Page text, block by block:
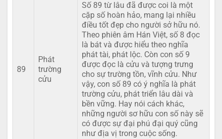
89
Phát
trường
cửu
Số 89 từ lâu đã được coi là một
cặp số hoàn hảo, mang lại nhiều
điều tốt đẹp cho người sở hữu nó.
Theo phiên âm Hán Việt, số 8 đọc
là bát và được hiểu theo nghĩa
phát tài, phát lộc. Còn con số 9
được đọc là cửu và tượng trưng
cho sự trường tồn, vĩnh cửu. Như
vậy, con số 89 có ý nghĩa là phát
trường cửu, phát triển lâu dài và
bền vững. Hay nói cách khác,
những người sơ hữu con số này sẽ
có được sự đại phú đại quý cũng
như địa vị trong cuộc sống.